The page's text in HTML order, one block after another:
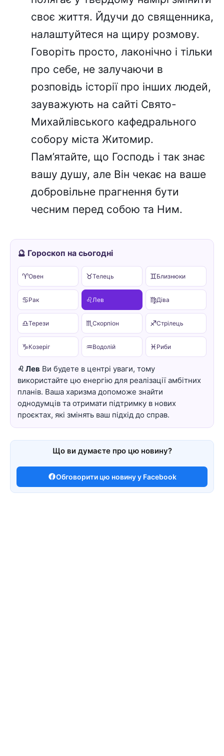
своє життя. Йдучи до священника,
налаштуйтеся на щиру розмову.
Говоріть просто, лаконічно і тільки
про себе, не залучаючи в
розповідь історії про інших людей,
зауважують на сайті Свято-
Михайлівського кафедрального
собору міста Житомир.
Пам’ятайте, що Господь і так знає
вашу душу, але Він чекає на ваше
добровільне прагнення бути
чесним перед собою та Ним.
🔮 Гороскоп на сьогодні
♈Овен ♉Телець ♊Близнюки
♋Рак ♌ Лев ♍Діва
♎Терези ♏Скорпіон ♐Стрілець
♑Козеріг ♒Водолій ♓ Риби
♌ Лев Ви будете в центрі уваги, тому
використайте цю енергію для реалізації амбітних
планів. Ваша харизма допоможе знайти
однодумців та отримати підтримку в нових
проєктах, які змінять ваш підхід до справ.
Що ви думаєте про цю новину?
Обговорити цю новину у Facebook